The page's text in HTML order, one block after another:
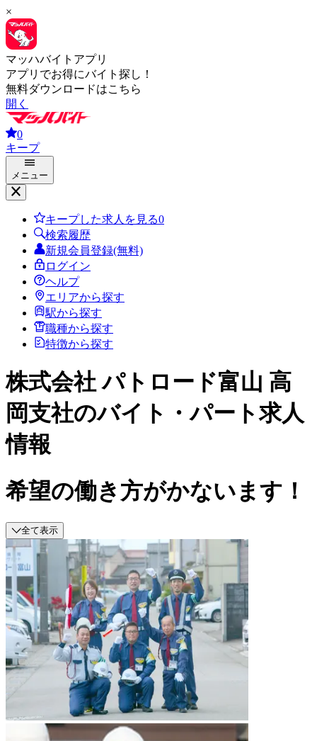
×
マッハバイトアプリ
アプリでお得にバイト探し！
無料ダウンロードはこちら
開く
0
キープ
メニュー
キープした求人を見る0
検索履歴
新規会員登録(無料)
ログイン
ヘルプ
エリアから探す
駅から探す
職種から探す
特徴から探す
株式会社 パトロード富山 高
岡支社のバイト・パート求人
情報
希望の働き方がかないます！
全て表示